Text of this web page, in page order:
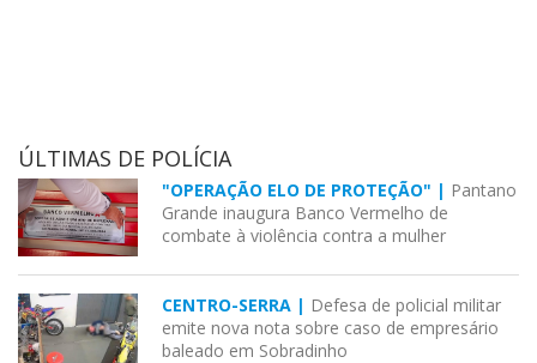
ÚLTIMAS DE POLÍCIA
"OPERAÇÃO ELO DE PROTEÇÃO" | Pantano
Grande inaugura Banco Vermelho de
combate à violência contra a mulher
CENTRO-SERRA | Defesa de policial militar
emite nova nota sobre caso de empresário
baleado em Sobradinho